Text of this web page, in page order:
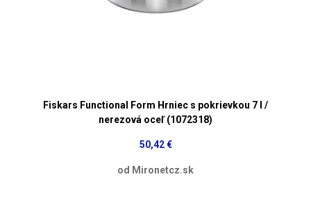
Fiskars Functional Form Hrniec s pokrievkou 7 l /
nerezová oceľ (1072318)
50,42 €
od Mironetcz.sk